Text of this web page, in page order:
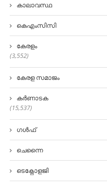
കാലാവസ്ഥ
കെഎംസിസി
കേരളം
(3,552)
കേരള സമാജം
കർണാടക
(15,537)
ഗൾഫ്
ചെന്നൈ
ടെക്നോളജി